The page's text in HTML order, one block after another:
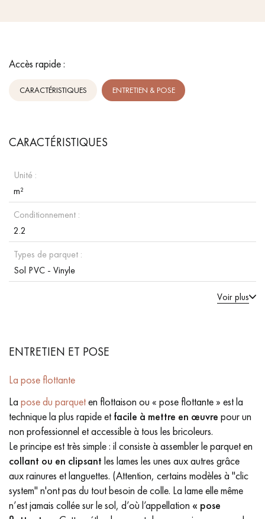
Accès rapide :
CARACTÉRISTIQUES ENTRETIEN & POSE
CARACTÉRISTIQUES
Unité :
m²
Conditionnement :
2.2
Types de parquet :
Sol PVC - Vinyle
Voir plus
ENTRETIEN ET POSE
La pose flottante
La pose du parqueten flottaison ou « pose flottante » est la
technique la plus rapide et facile à mettre en œuvre pour un
non professionnel et accessible à tous les bricoleurs.
Le principe est très simple : il consiste à assembler le parquet en
collant ou en clipsant les lames les unes aux autres grâce
aux rainures et languettes. (Attention, certains modèles à "clic
system" n'ont pas du tout besoin de colle. La lame elle même
n’est jamais collée sur le sol, d’où l’appellation « pose